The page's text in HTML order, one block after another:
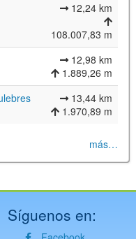
12,24 km
108.007,83 m
12,98 km
1.889,26 m
13,44 km
1.970,89 m
más…
Síguenos en: